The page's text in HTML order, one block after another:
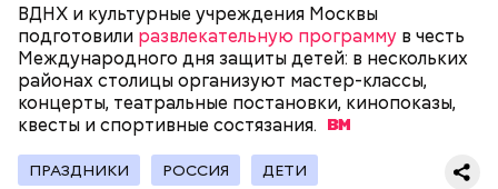
ВДНХ и культурные учреждения Москвы
подготовили развлекательную программу в честь
Международного дня защиты детей: в нескольких
районах столицы организуют мастер-классы,
концерты, театральные постановки, кинопоказы,
квесты и спортивные состязания.
ПРАЗДНИКИ РОССИЯ ДЕТИ
— Кабачки, порезанные кубиками, нужно легко
обжарить на сковороде. К ним добавляются зелень
петрушки, чеснок, соль и оливковое масло.
Получается очень вкусно, — поделился рецептом
Копылов.